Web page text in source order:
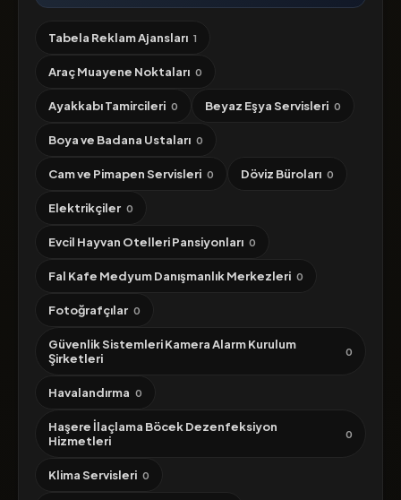
Tabela Reklam Ajansları 1
Araç Muayene Noktaları 0
Ayakkabı Tamircileri 0 Beyaz Eşya Servisleri 0
Boya ve Badana Ustaları 0
Cam ve Pimapen Servisleri 0 Döviz Büroları 0
Elektrikçiler 0
Evcil Hayvan Otelleri Pansiyonları 0
Fal Kafe Medyum Danışmanlık Merkezleri 0
Fotoğrafçılar 0
Güvenlik Sistemleri Kamera Alarm Kurulum
Şirketleri
0
Havalandırma 0
Haşere İlaçlama Böcek Dezenfeksiyon
Hizmetleri
0
Klima Servisleri 0